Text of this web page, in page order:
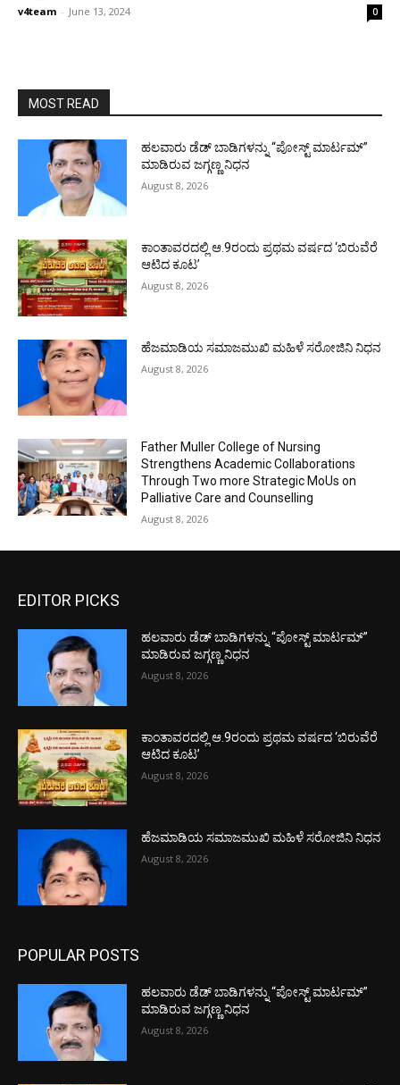
v4team - June 13, 2024 0
MOST READ
ಹಲವಾರು ಡೆಡ್ ಬಾಡಿಗಳನ್ನು “ಪೋಸ್ಟ್ ಮಾರ್ಟಮ್”
ಮಾಡಿರುವ ಜಗ್ಗಣ್ಣ ನಿಧನ
August 8, 2026
ಕಾಂತಾವರದಲ್ಲಿ ಆ.9ರಂದು ಪ್ರಥಮ ವರ್ಷದ ‘ಬಿರುವೆರೆ
ಆಟಿದ ಕೂಟ’
August 8, 2026
ಹೆಜಮಾಡಿಯ ಸಮಾಜಮುಖಿ ಮಹಿಳೆ ಸರೋಜಿನಿ ನಿಧನ
August 8, 2026
Father Muller College of Nursing
Strengthens Academic Collaborations
Through Two more Strategic MoUs on
Palliative Care and Counselling
August 8, 2026
EDITOR PICKS
ಹಲವಾರು ಡೆಡ್ ಬಾಡಿಗಳನ್ನು “ಪೋಸ್ಟ್ ಮಾರ್ಟಮ್”
ಮಾಡಿರುವ ಜಗ್ಗಣ್ಣ ನಿಧನ
August 8, 2026
ಕಾಂತಾವರದಲ್ಲಿ ಆ.9ರಂದು ಪ್ರಥಮ ವರ್ಷದ ‘ಬಿರುವೆರೆ
ಆಟಿದ ಕೂಟ’
August 8, 2026
ಹೆಜಮಾಡಿಯ ಸಮಾಜಮುಖಿ ಮಹಿಳೆ ಸರೋಜಿನಿ ನಿಧನ
August 8, 2026
POPULAR POSTS
ಹಲವಾರು ಡೆಡ್ ಬಾಡಿಗಳನ್ನು “ಪೋಸ್ಟ್ ಮಾರ್ಟಮ್”
ಮಾಡಿರುವ ಜಗ್ಗಣ್ಣ ನಿಧನ
August 8, 2026